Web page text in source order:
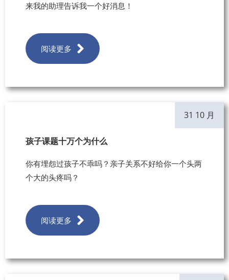
来我的助理告诉我一个好消息！
阅读更多
31 10 月
孩子课题十万个为什么
你有埋怨过孩子不乖吗？亲子关系不好给你一个头两
个大的头疼吗？
阅读更多